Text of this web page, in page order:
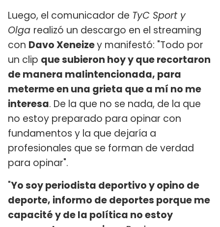
Luego, el comunicador de TyC Sport y
Olga realizó un descargo en el streaming
con Davo Xeneizey manifestó: "Todo por
un clip que subieron hoy y que recortaron
de manera malintencionada, para
meterme en una grieta que a mí no me
interesa. De la que no se nada, de la que
no estoy preparado para opinar con
fundamentos y la que dejaría a
profesionales que se forman de verdad
para opinar".
"Yo soy periodista deportivo y opino de
deporte, informo de deportes porque me
capacité y de la política no estoy